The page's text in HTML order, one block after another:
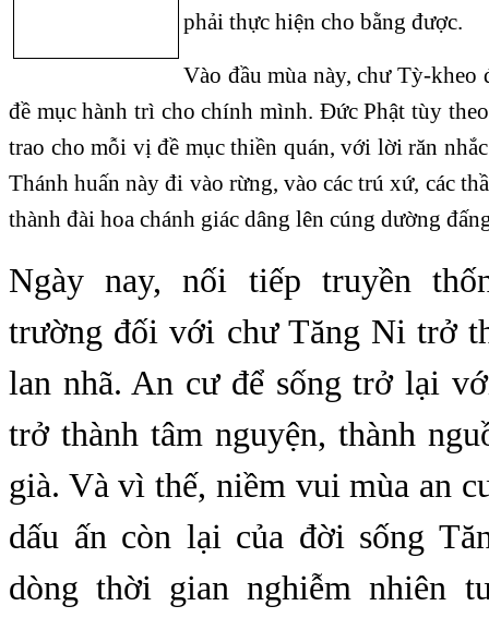
phải thực hiện cho bằng được.
Vào đầu mùa này, chư Tỳ-
đề mục hành trì cho chính mình. Đức Phật tùy
trao cho mỗi vị đề mục thiền quán, với lời răn
Thánh huấn này đi vào rừng, vào các trú xứ, các
thành đài hoa chánh giác dâng lên cúng dường
Ngày nay, nối tiếp truyền
trường đối với chư Tăng Ni trở
lan nhã. An cư để sống trở lại
trở thành tâm nguyện, thành
già. Và vì thế, niềm vui mùa an
dấu ấn còn lại của đời sống
dòng thời gian nghiễm nhiên